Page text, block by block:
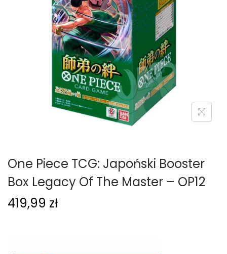
g
a
c
j
i
c
i
One Piece TCG: Japoński Booster
Box Legacy Of The Master – OP12
419,99 zł